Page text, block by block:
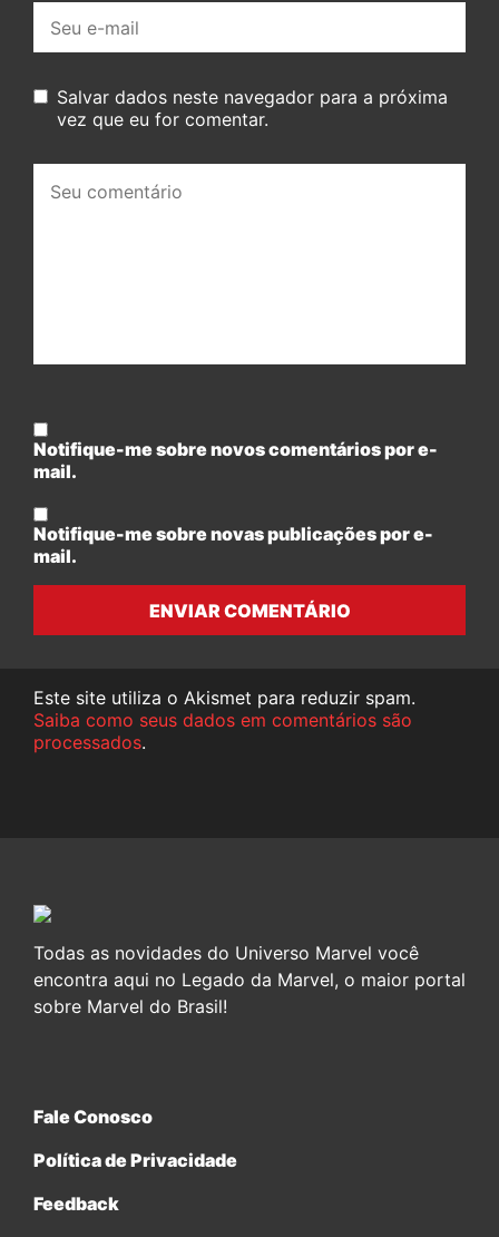
mail:
Salvar dados neste navegador para a próxima
vez que eu for comentar.
comentário:
Notifique-me sobre novos comentários por e-
mail.
Notifique-me sobre novas publicações por e-
mail.
ENVIAR COMENTÁRIO
Este site utiliza o Akismet para reduzir spam.
Saiba como seus dados em comentários são
processados.
Todas as novidades do Universo Marvel você
encontra aqui no Legado da Marvel, o maior portal
sobre Marvel do Brasil!
Fale Conosco
Política de Privacidade
Feedback